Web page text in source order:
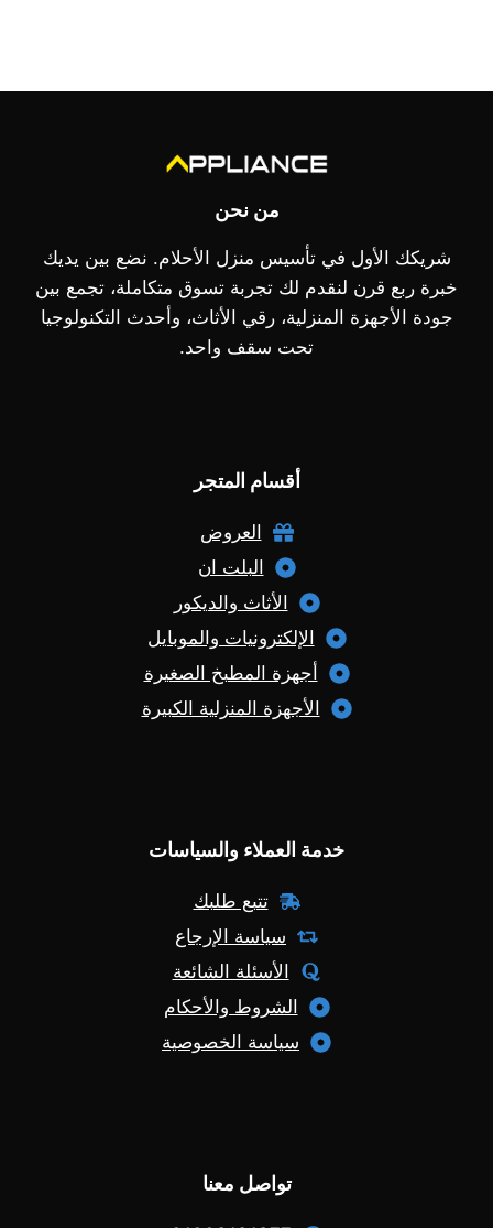
من نحن
شريكك الأول في تأسيس منزل الأحلام. نضع بين يديك
خبرة ربع قرن لنقدم لك تجربة تسوق متكاملة، تجمع بين
جودة الأجهزة المنزلية، رقي الأثاث، وأحدث التكنولوجيا
تحت سقف واحد.
أقسام المتجر
العروض
البلت ان
الأثاث والديكور
الإلكترونيات والموبايل
أجهزة المطبخ الصغيرة
الأجهزة المنزلية الكبيرة
خدمة العملاء والسياسات
تتبع طلبك
سياسة الإرجاع
الأسئلة الشائعة
الشروط والأحكام
سياسة الخصوصية
تواصل معنا